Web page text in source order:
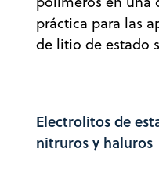
práctica para las
de litio de estado
Electrolitos de
nitruros y haluros